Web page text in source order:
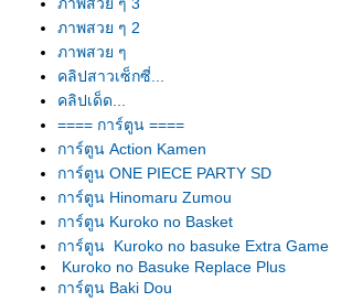
ภาพสวย ๆ 2
ภาพสวย ๆ
คลิปสาวเซ็กซี่...
คลิปเด็ด...
==== การ์ตูน ====
การ์ตูน Action Kamen
การ์ตูน ONE PIECE PARTY SD
การ์ตูน Hinomaru Zumou
การ์ตูน Kuroko no Basket
การ์ตูน Kuroko no basuke Extra Game
Kuroko no Basuke Replace Plus
การ์ตูน Baki Dou